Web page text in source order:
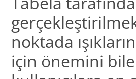
noktada
için önemini